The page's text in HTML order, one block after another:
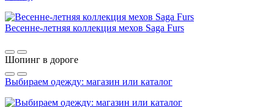
Весенне-летняя коллекция мехов Saga Furs
Шопинг в дороге
Выбираем одежду: магазин или каталог